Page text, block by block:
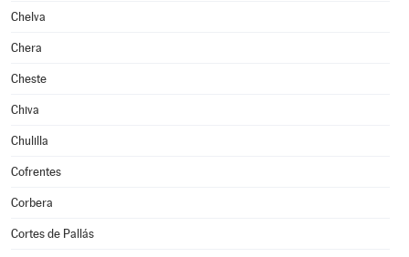
Chelva
Chera
Cheste
Chiva
Chulilla
Cofrentes
Corbera
Cortes de Pallás